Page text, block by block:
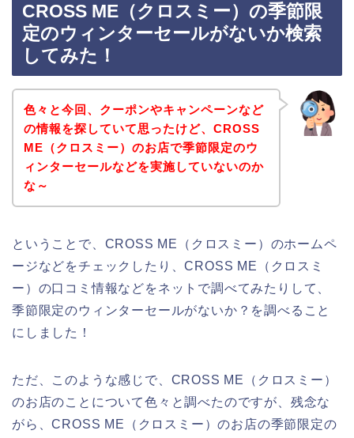
CROSS ME（クロスミー）の季節限
定のウィンターセールがないか検索
してみた！
色々と今回、クーポンやキャンペーンなど
の情報を探していて思ったけど、CROSS
ME（クロスミー）のお店で季節限定のウ
ィンターセールなどを実施していないのか
な～
ということで、CROSS ME（クロスミー）のホームペ
ージなどをチェックしたり、CROSS ME（クロスミ
ー）の口コミ情報などをネットで調べてみたりして、
季節限定のウィンターセールがないか？を調べること
にしました！
ただ、このような感じで、CROSS ME（クロスミー）
のお店のことについて色々と調べたのですが、残念な
がら、CROSS ME（クロスミー）のお店の季節限定の